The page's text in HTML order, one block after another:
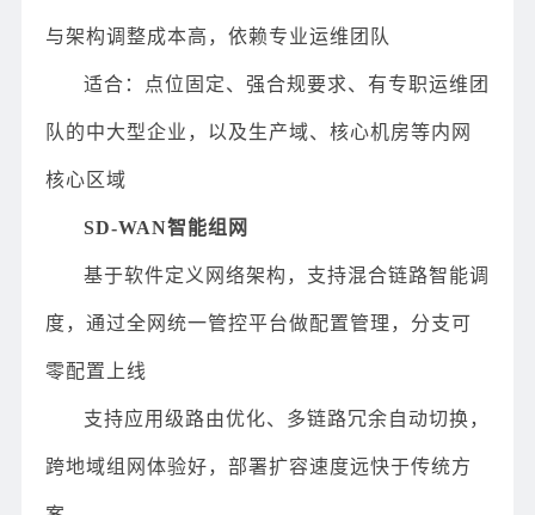
与架构调整成本高，依赖专业运维团队
适合：点位固定、强合规要求、有专职运维团
队的中大型企业，以及生产域、核心机房等内网
核心区域
SD-WAN智能组网
基于软件定义网络架构，支持混合链路智能调
度，通过全网统一管控平台做配置管理，分支可
零配置上线
支持应用级路由优化、多链路冗余自动切换，
跨地域组网体验好，部署扩容速度远快于传统方